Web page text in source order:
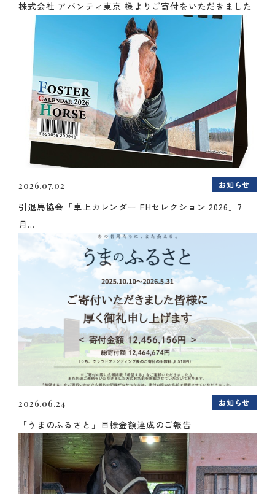
株式会社 アバンティ東京 様よりご寄付をいただきました
2026.07.02 お知らせ
引退馬協会「卓上カレンダー FHセレクション 2026」7
月...
2026.06.24 お知らせ
「うまのふるさと」目標金額達成のご報告